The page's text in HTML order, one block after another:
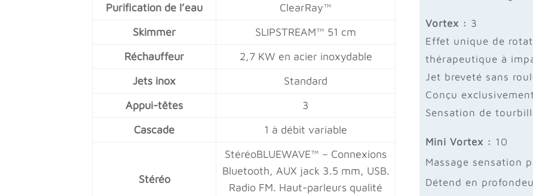
Purification de l’eau
ClearRay™
Skimmer
SLIPSTREAM™ 51 cm
Réchauffeur
2,7 KW en acier inoxydable
Jets inox
Standard
Appui-têtes
3
Cascade
1 à débit variable
Stéréo
StéréoBLUEWAVE™ – Connexions
Bluetooth, AUX jack 3.5 mm, USB.
Radio FM. Haut-parleurs qualité
Vortex : 3
Effet unique de
thérapeutique à
Jet breveté sans
Conçu
Sensation de
Mini Vortex : 10
Massage sensation
Détend en